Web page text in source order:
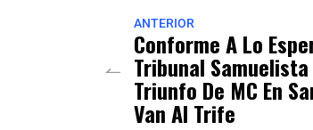
ANTERIOR
Conforme A Lo
Tribunal
Triunfo De MC En
Van Al Trife